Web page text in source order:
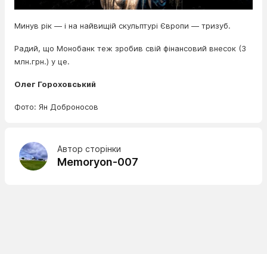
Минув рік — і на найвищій скульптурі Європи — тризуб.
Радий, що Монобанк теж зробив свій фінансовий внесок (3
млн.грн.) у це.
Олег Гороховський
Фото: Ян Доброносов
Автор сторінки
Memoryon-007